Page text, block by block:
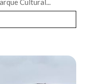
Cultural...